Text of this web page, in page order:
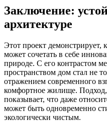
Заключение:
архитектуре
Этот проект демонстрирует,
может сочетать в себе
природе. С его контрастом
пространством дом стал не
отражением современного
комфортное жилище.
показывает, что даже
может быть одновременно
экологически чистым.